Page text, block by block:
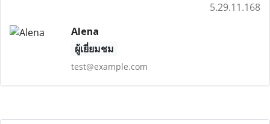
5.29.11.168
Alena
ผู้เยี่ยมชม
test@example.com